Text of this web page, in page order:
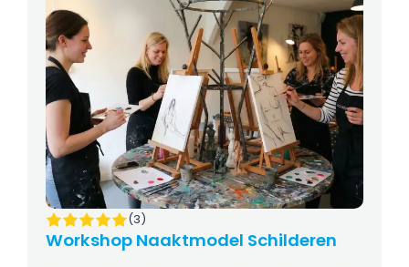
Workshop Naaktmodel Schilderen
(3)